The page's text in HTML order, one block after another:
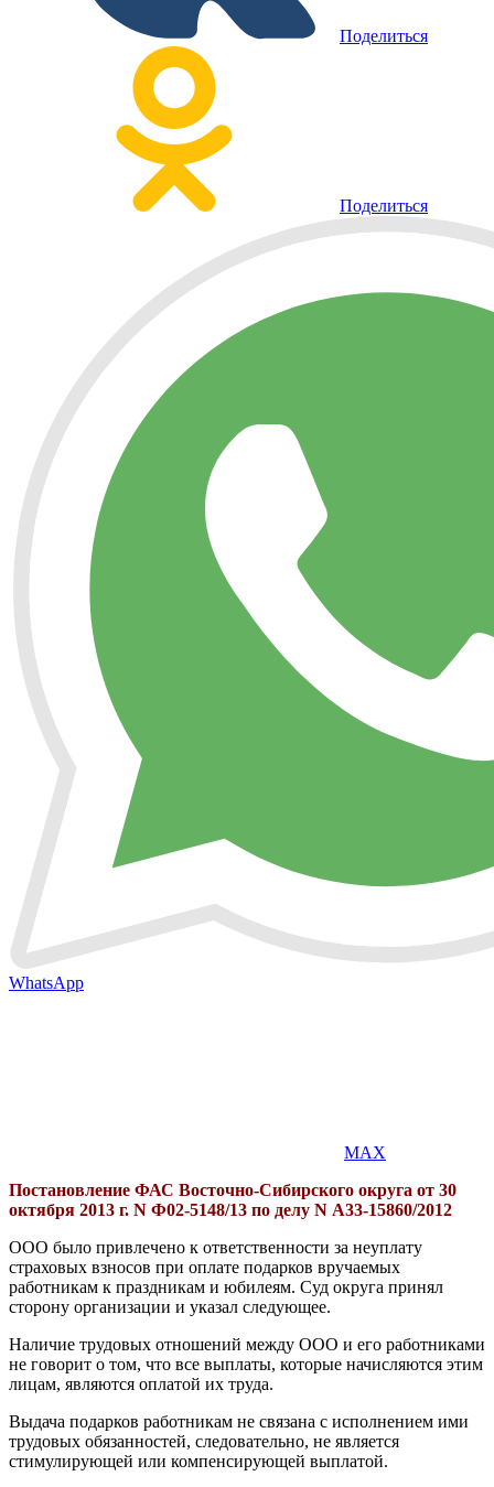
Поделиться
Поделиться
WhatsApp
MAX
Постановление ФАС Восточно-Сибирского округа от 30
октября 2013 г. N Ф02-5148/13 по делу N А33-15860/2012
ООО было привлечено к ответственности за неуплату
страховых взносов при оплате подарков вручаемых
работникам к праздникам и юбилеям. Суд округа принял
сторону организации и указал следующее.
Наличие трудовых отношений между ООО и его работниками
не говорит о том, что все выплаты, которые начисляются этим
лицам, являются оплатой их труда.
Выдача подарков работникам не связана с исполнением ими
трудовых обязанностей, следовательно, не является
стимулирующей или компенсирующей выплатой.